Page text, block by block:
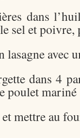
dans
sel et
avec
dans 4
poulet mariné
mettre au